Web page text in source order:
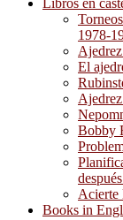
Libros en
1978-
El
Bobby
Acierte
Books in